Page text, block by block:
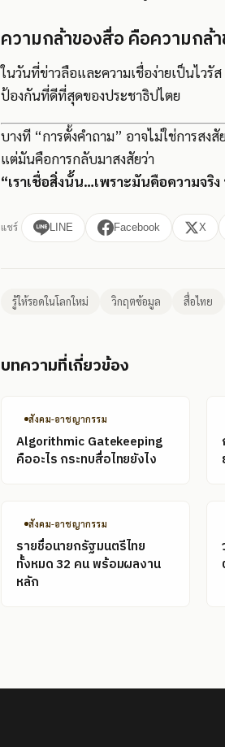
ความกล้าของสื่อ คือความกล้
ในวันที่ข่าวลือและความเชื่อง่ายเป็นไว
ป้องกันที่ดีที่สุดของประชาธิปไตย
บางที “การตั้งคำถาม” อาจไม่ใช่การสง
แต่มันคือการกลับมาสงสัยว่า
“เราเชื่อสิ่งนั้น…เพราะมันคือความจริง
แชร์ LINE Facebook X
รู้ให้รอดในโลกใหม่ วิกฤตข้อมูล สื่อไทย
บทความที่เกี่ยวข้อง
สังคม-อาชญากรรม
Algorithmic Gatekeeping
คืออะไร กระทบสื่อไทยยังไง
สังคม-อาชญากรรม
รายชื่อนายกรัฐมนตรีไทย
ทั้งหมด 32 คน พร้อมผลงาน
หลัก